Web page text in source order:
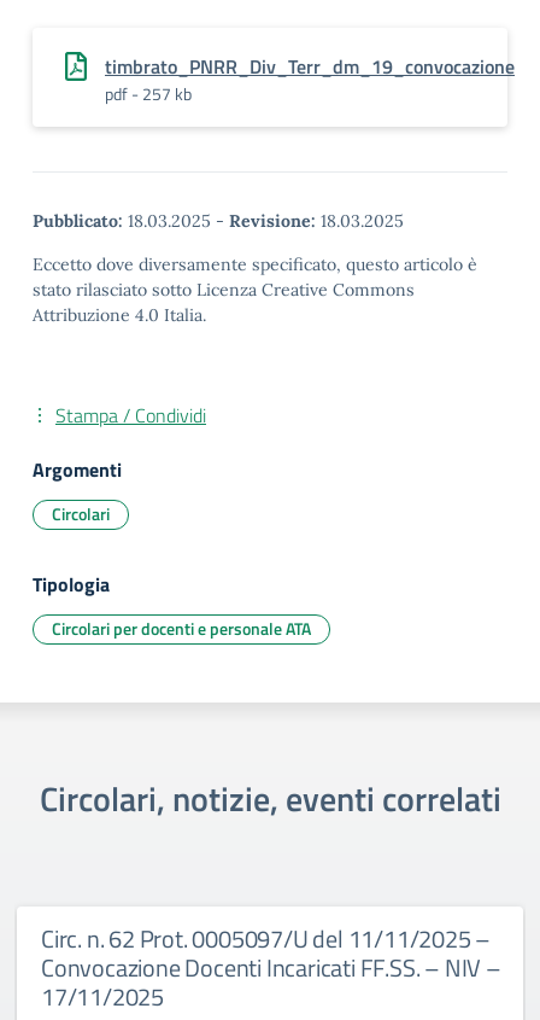
timbrato_PNRR_Div_Terr_dm_19_convocazione
pdf - 257 kb
Pubblicato: 18.03.2025 - Revisione: 18.03.2025
Eccetto dove diversamente specificato, questo articolo è
stato rilasciato sotto Licenza Creative Commons
Attribuzione 4.0 Italia.
Stampa / Condividi
Argomenti
Circolari
Tipologia
Circolari per docenti e personale ATA
Circolari, notizie, eventi correlati
Circ. n. 62 Prot. 0005097/U del 11/11/2025 –
Convocazione Docenti Incaricati FF.SS. – NIV –
17/11/2025